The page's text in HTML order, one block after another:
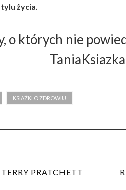
życia.
o których nie
KSIĄŻKI O ZDROWIU
PRATCHETT